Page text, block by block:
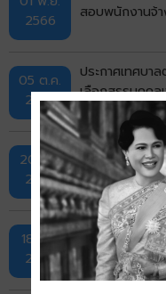
2566
สอบพนักงานจ้
05 ต.ค.
2566
ประกาศเทศบา
เลือกสรรบุคคล
ตำแหน่ง 11 อัตรา
20 ธ.ค.
2565
ประกาศเทศบา
เพื่อแต่งตั้งพนัก
ตำแหน่งประเภ
การ
18 มี.ค.
2565
ประชาสัมพันธ์ก
ผู้รับจ้างเก็บแล